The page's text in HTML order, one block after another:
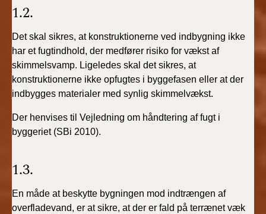
1.2.
Det skal sikres, at konstruktionerne ved indbygning ikke
har et fugtindhold, der medfører risiko for vækst af
skimmelsvamp. Ligeledes skal det sikres, at
konstruktionerne ikke opfugtes i byggefasen eller at der
indbygges materialer med synlig skimmelvækst.
Der henvises til Vejledning om håndtering af fugt i
byggeriet (SBi 2010).
1.3.
En måde at beskytte bygningen mod indtrængen af
overfladevand, er at sikre, at der er fald på terrænet væk